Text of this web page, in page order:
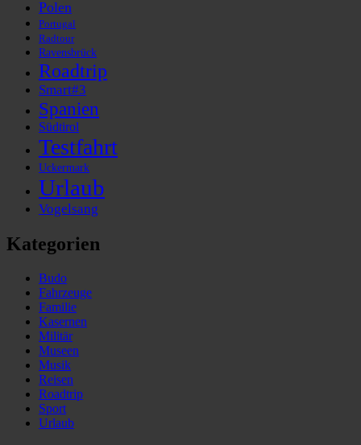
Polen
Portugal
Radtour
Ravensbrück
Roadtrip
Smart#3
Spanien
Südtirol
Testfahrt
Uckermark
Urlaub
Vogelsang
Kategorien
Budo
Fahrzeuge
Familie
Kasernen
Militär
Museen
Musik
Reisen
Roadtrip
Sport
Urlaub